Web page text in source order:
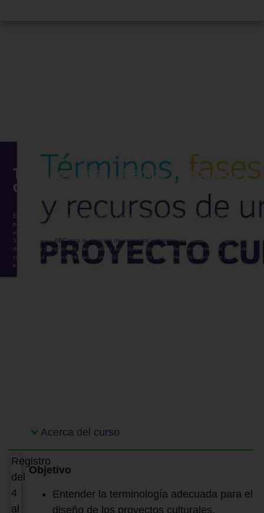
Términos, fases, tiempo y recursos
de un proyecto cultural
En este nano-curso en línea, masivo y abierto (Nooc, por sus siglas en inglés), los
participantes comprenderán la importancia de plasmar claramente los objetivos,
alcances y necesidades de un proyecto cultural y artístico. Se abordan las unidades
3 y 4 del cursoABC para la creación de proyectos culturalesLa modalidad exige
disciplina y compromiso para realizar actividades de forma independiente (sin docente),
con libertad de horarios para revisar los contenidos y responder los ejercicios de
evaluación.
Acerca del curso
Objetivo
Entender la terminología adecuada para el
diseño de los proyectos culturales.
Registro
del
4
al